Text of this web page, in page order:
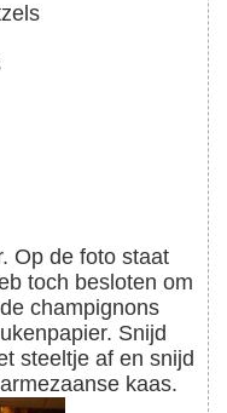
toch besloten om
champignons
Snijd
steeltje af en snijd
kaas.